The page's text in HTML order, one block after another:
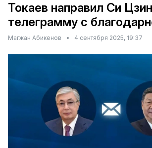
Токаев направил Си
телеграмму с
Магжан Абикенов • 4 сентября 2025, 19:37